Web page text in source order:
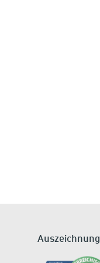
Auszeichnung